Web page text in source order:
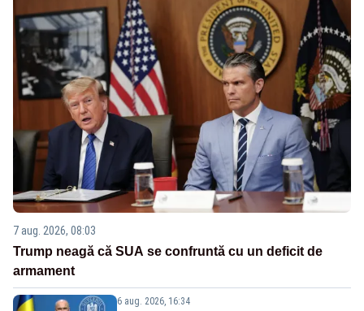
7 aug. 2026, 08:03
Trump neagă că SUA se confruntă cu un deficit de
armament
6 aug. 2026, 16:34